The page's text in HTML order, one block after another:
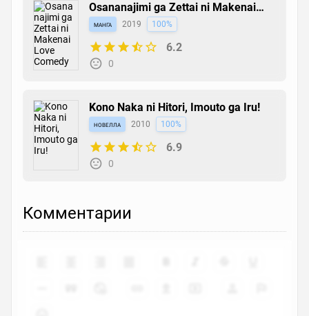
Osananajimi ga Zettai ni Makenai
Love Comedy
манга 2019 100%
6.2
0
Kono Naka ni Hitori, Imouto ga Iru!
новелла 2010 100%
6.9
0
Комментарии